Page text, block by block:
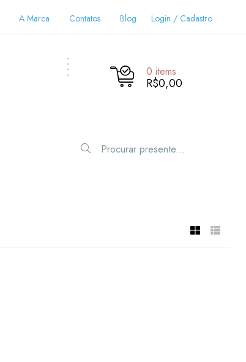
A Marca Contatos Blog Login / Cadastro
0 items
R$0,00